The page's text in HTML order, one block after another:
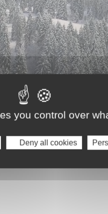
you control over
Deny all cookies